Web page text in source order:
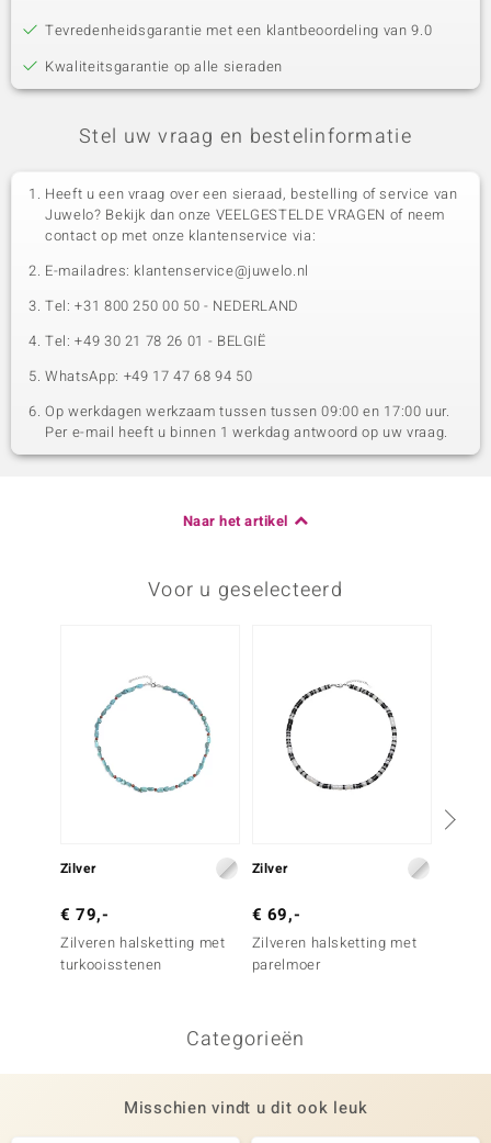
Tevredenheidsgarantie met een klantbeoordeling van 9.0
Kwaliteitsgarantie op alle sieraden
Stel uw vraag en bestelinformatie
Heeft u een vraag over een sieraad, bestelling of service van
Juwelo? Bekijk dan onze VEELGESTELDE VRAGEN of neem
contact op met onze klantenservice via:
E-mailadres: klantenservice@juwelo.nl
Tel: +31 800 250 00 50 - NEDERLAND
Tel: +49 30 21 78 26 01 - BELGIË
WhatsApp: +49 17 47 68 94 50
Op werkdagen werkzaam tussen tussen 09:00 en 17:00 uur.
Per e-mail heeft u binnen 1 werkdag antwoord op uw vraag.
Naar het artikel
Voor u geselecteerd
Zilver
€ 79,-
Zilveren halsketting met
turkooisstenen
Zilver
€ 69,-
Zilveren halsketting met
parelmoer
Categorieën
Misschien vindt u dit ook leuk